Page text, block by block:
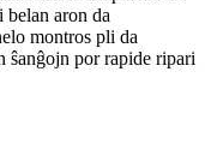
kiel eksperimenta
sufiĉe simplisma en
aron da
montros pli da
ŝanĝojn por rapide ripari